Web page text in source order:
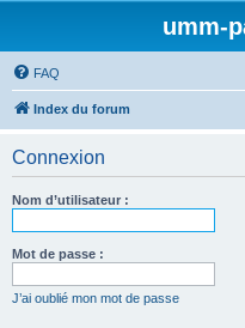
umm-
FAQ
Index du forum
Connexion
Nom d’utilisateur :
Mot de passe :
J’ai oublié mon mot de passe